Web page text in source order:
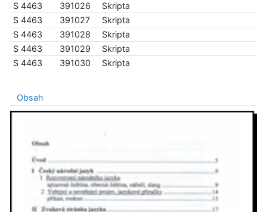
S 4463
391026
Skripta
S 4463
391027
Skripta
S 4463
391028
Skripta
S 4463
391029
Skripta
S 4463
391030 Skripta
Obsah